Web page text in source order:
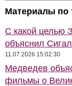
Материалы по
С какой целью
объяснил Сигал
11.07.2026 15:02:30
Медведев
фильмы о